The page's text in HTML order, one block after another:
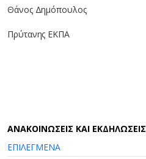
Θάνος Δημόπουλος
Πρύτανης ΕΚΠΑ
AΝΑΚΟΙΝΩΣΕΙΣ ΚΑΙ ΕΚΔΗΛΩΣΕΙΣ
ΕΠΙΛΕΓΜΕΝΑ